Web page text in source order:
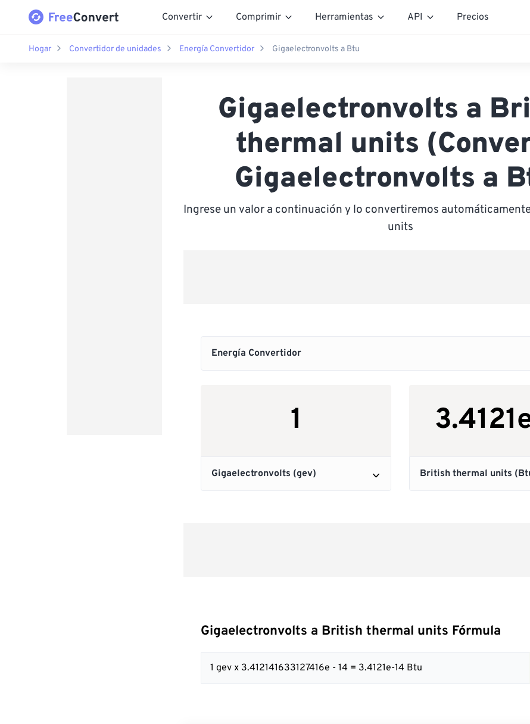
Convertir Comprimir Herramientas API Precios
Hogar Convertidor de unidades Energía Convertidor Gigaelectronvolts a Btu
Gigaelectronvolts a
thermal units
Gigaelectronvolts a
Ingrese un valor a continuación y lo convertiremos
units
Gigaelectronvolts a British thermal units Fórmula
1 gev x 3.412141633127416e - 14 = 3.4121e-14 Btu